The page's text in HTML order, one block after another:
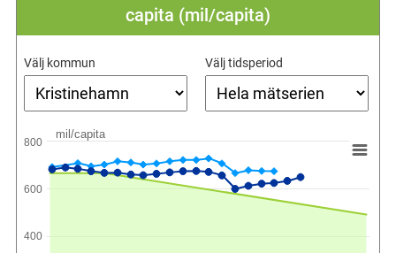
capita (mil/capita)
Välj kommun Välj tidsperiod
mil/capita
400
600
800